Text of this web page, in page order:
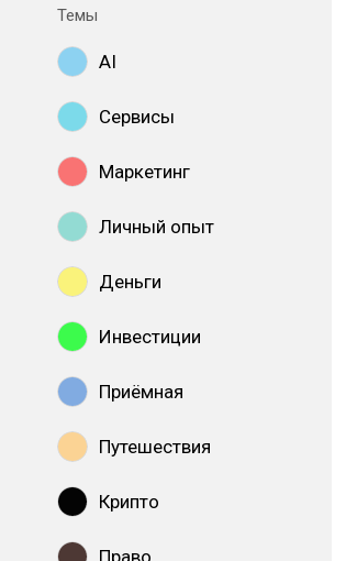
Темы
AI
Сервисы
Маркетинг
Личный опыт
Деньги
Инвестиции
Приёмная
Путешествия
Крипто
Право